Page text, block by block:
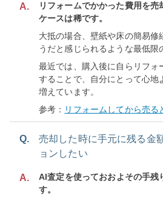
A.
リフォームでかかった費用を売
ケースは稀です。
大抵の場合、壁紙や床の簡易修
うだと感じられるような最低限
最近では、購入後に自らリフォ
することで、自分にとって心地
増えています。
参考： リフォームしてから売る
Q.
売却した時に手元に残る金
ョンしたい
A.
AI査定を使っておおよその手残
す。